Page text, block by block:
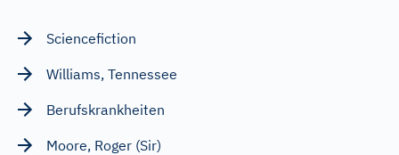
Sciencefiction
Williams, Tennessee
Berufskrankheiten
Moore, Roger (Sir)